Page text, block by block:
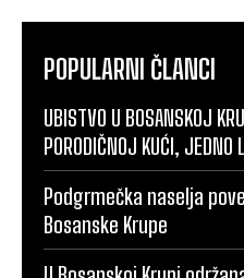
POPULARNI ČLANCI
UBISTVO U BOSANSKOJ
PORODIČNOJ KUĆI, JEDNO
Podgrmečka naselja
Bosanske Krupe